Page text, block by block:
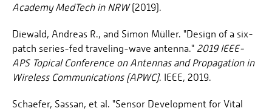
Academy MedTech in NRW(2019).
Diewald, Andreas R., and Simon Müller. "Design of a six-
patch series-fed traveling-wave antenna." 2019 IEEE-
APS Topical Conference on Antennas and Propagation in
Wireless Communications (APWC). IEEE, 2019.
Schaefer, Sassan, et al. "Sensor Development for Vital